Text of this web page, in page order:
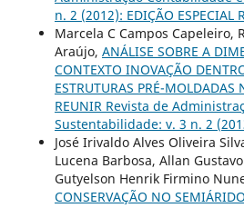
n. 2 (2012): EDIÇÃO ESPECIAL
Marcela C Campos Capeleiro,
Araújo, ANÁLISE SOBRE A
CONTEXTO INOVAÇÃO
ESTRUTURAS PRÉ-MOLDADAS
REUNIR Revista de
Sustentabilidade: v. 3 n. 2
José Irivaldo Alves Oliveira
Lucena Barbosa, Allan
Gutyelson Henrik Firmino
CONSERVAÇÃO NO